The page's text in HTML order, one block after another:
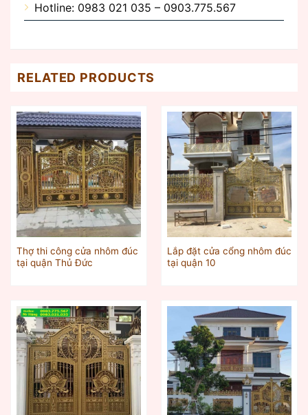
Hotline: 0983 021 035 – 0903.775.567
RELATED PRODUCTS
Thợ thi công cửa nhôm đúc
tại quận Thủ Đức
Lắp đặt cửa cổng nhôm đúc
tại quận 10